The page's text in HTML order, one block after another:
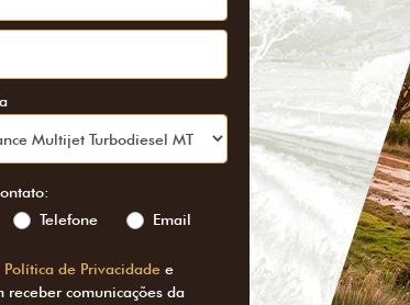
Telefone Email
Política de Privacidade e
receber comunicações da